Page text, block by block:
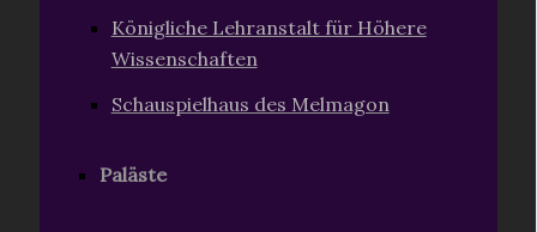
Königliche Lehranstalt für Höhere
Wissenschaften
Schauspielhaus des Melmagon
Paläste